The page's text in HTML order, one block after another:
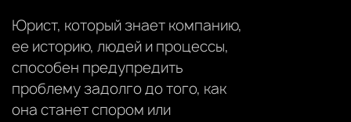
Юрист, который знает компанию,
ее историю, людей и процессы,
способен предупредить
проблему задолго до того, как
она станет спором или